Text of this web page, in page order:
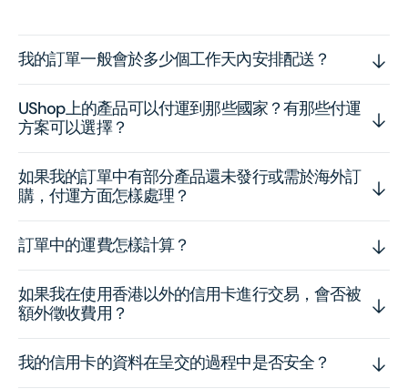
我的訂單一般會於多少個工作天內安排配送？
UShop上的產品可以付運到那些國家？有那些付運
方案可以選擇？
如果我的訂單中有部分產品還未發行或需於海外訂
購，付運方面怎樣處理？
訂單中的運費怎樣計算？
如果我在使用香港以外的信用卡進行交易，會否被
額外徵收費用？
我的信用卡的資料在呈交的過程中是否安全？